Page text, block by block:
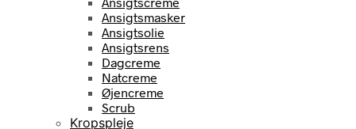
Ansigtsmasker
Ansigtsolie
Ansigtsrens
Dagcreme
Natcreme
Øjencreme
Scrub
Kropspleje